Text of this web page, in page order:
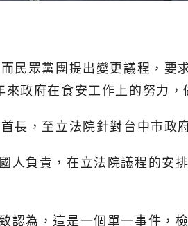
民眾黨團提出變更議程，要
政府在食安工作上的努力，
長，至立法院針對台中市政
人負責，在立法院議程的安
認為，這是一個單一事件，